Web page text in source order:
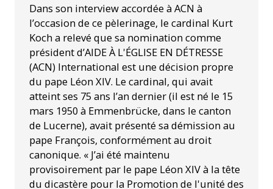
Dans son interview accordée à ACN à
l’occasion de ce pèlerinage, le cardinal Kurt
Koch a relevé que sa nomination comme
président d’AIDE À L'ÉGLISE EN DÉTRESSE
(ACN) International est une décision propre
du pape Léon XIV. Le cardinal, qui avait
atteint ses 75 ans l’an dernier (il est né le 15
mars 1950 à Emmenbrücke, dans le canton
de Lucerne), avait présenté sa démission au
pape François, conformément au droit
canonique. « J’ai été maintenu
provisoirement par le pape Léon XIV à la tête
du dicastère pour la Promotion de l'unité des